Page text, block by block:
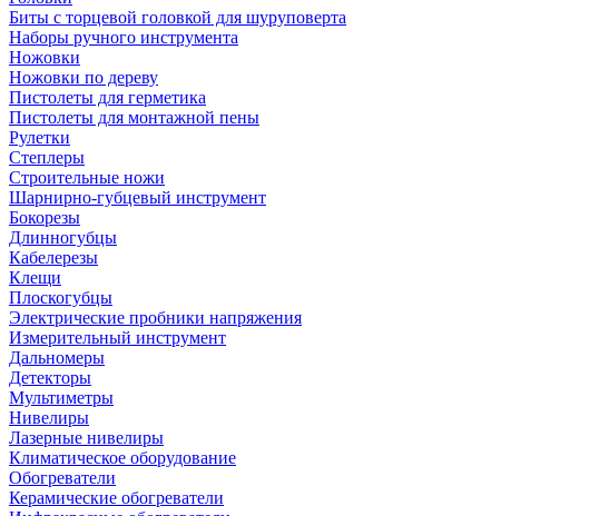
Биты с торцевой головкой для шуруповерта
Наборы ручного инструмента
Ножовки
Ножовки по дереву
Пистолеты для герметика
Пистолеты для монтажной пены
Рулетки
Степлеры
Строительные ножи
Шарнирно-губцевый инструмент
Бокорезы
Длинногубцы
Кабелерезы
Клещи
Плоскогубцы
Электрические пробники напряжения
Измерительный инструмент
Дальномеры
Детекторы
Мультиметры
Нивелиры
Лазерные нивелиры
Климатическое оборудование
Обогреватели
Керамические обогреватели